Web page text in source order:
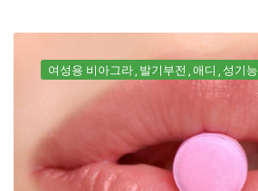
여성용 비아그라 발기부전 애디 성기능